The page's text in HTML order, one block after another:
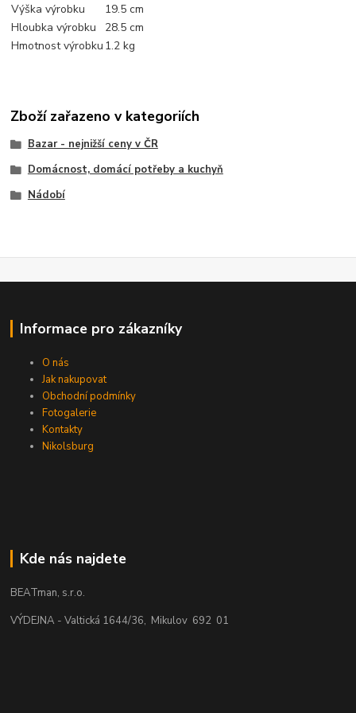
Výška výrobku
19.5 cm
Hloubka výrobku
28.5 cm
Hmotnost výrobku 1.2 kg
Zboží zařazeno v kategoriích
Bazar - nejnižší ceny v ČR
Domácnost, domácí potřeby a kuchyň
Nádobí
Informace pro zákazníky
O nás
Jak nakupovat
Obchodní podmínky
Fotogalerie
Kontakty
Nikolsburg
Kde nás najdete
BEATman, s.r.o.
VÝDEJNA - Valtická 1644/36, Mikulov 692 01